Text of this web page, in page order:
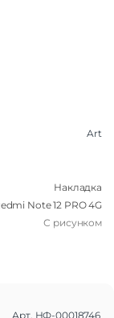
Art
Накладка
Note 12 PRO 4G
С рисунком
Арт. НФ-00018746